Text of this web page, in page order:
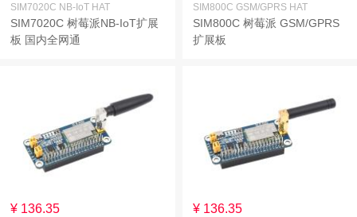
SIM7020C NB-IoT HAT
SIM7020C 树莓派NB-IoT扩展
板 国内全网通
SIM800C GSM/GPRS HAT
SIM800C 树莓派 GSM/GPRS
扩展板
¥ 136.35 ¥ 136.35